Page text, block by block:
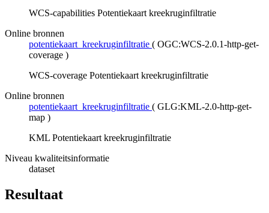
WCS-capabilities Potentiekaart kreekruginfiltratie
Online bronnen
potentiekaart_kreekruginfiltratie ( OGC:WCS-2.0.1-http-get-
coverage )
WCS-coverage Potentiekaart kreekruginfiltratie
Online bronnen
potentiekaart_kreekruginfiltratie ( GLG:KML-2.0-http-get-
map )
KML Potentiekaart kreekruginfiltratie
Niveau kwaliteitsinformatie
dataset
Resultaat